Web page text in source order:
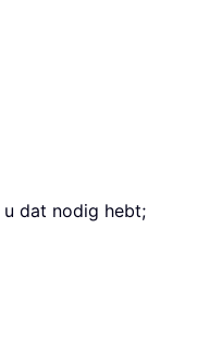
dat nodig hebt;